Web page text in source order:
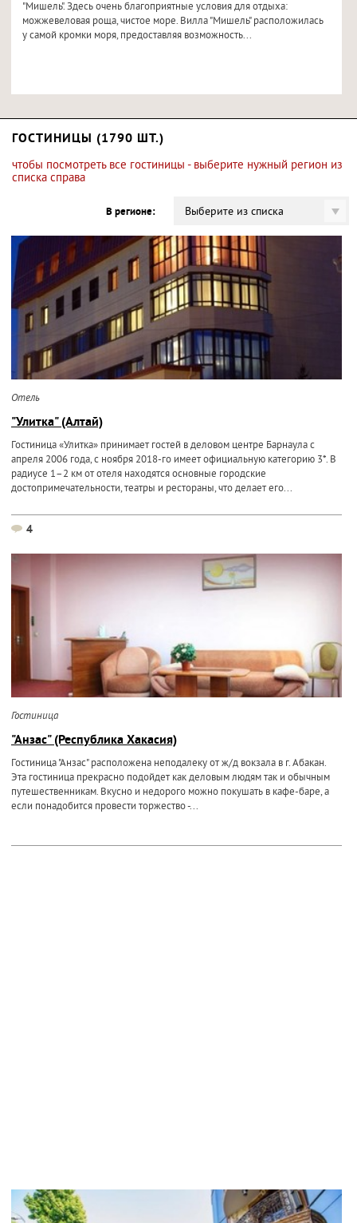
"Мишель". Здесь очень благоприятные условия для отдыха:
можжевеловая роща, чистое море. Вилла "Мишель" расположилась
у самой кромки моря, предоставляя возможность...
ГОСТИНИЦЫ (1790 ШТ.)
чтобы посмотреть все гостиницы - выберите нужный регион из
списка справа
В регионе: Выберите из списка
Отель
"Улитка" (Алтай)
Гостиница «Улитка» принимает гостей в деловом центре Барнаула с
апреля 2006 года, с ноября 2018-го имеет официальную категорию 3*. В
радиусе 1–2 км от отеля находятся основные городские
достопримечательности, театры и рестораны, что делает его...
4
Гостиница
"Анзас" (Республика Хакасия)
Гостиница "Анзас" расположена неподалеку от ж/д вокзала в г. Абакан.
Эта гостиница прекрасно подойдет как деловым людям так и обычным
путешественникам. Вкусно и недорого можно покушать в кафе-баре, а
если понадобится провести торжество -...